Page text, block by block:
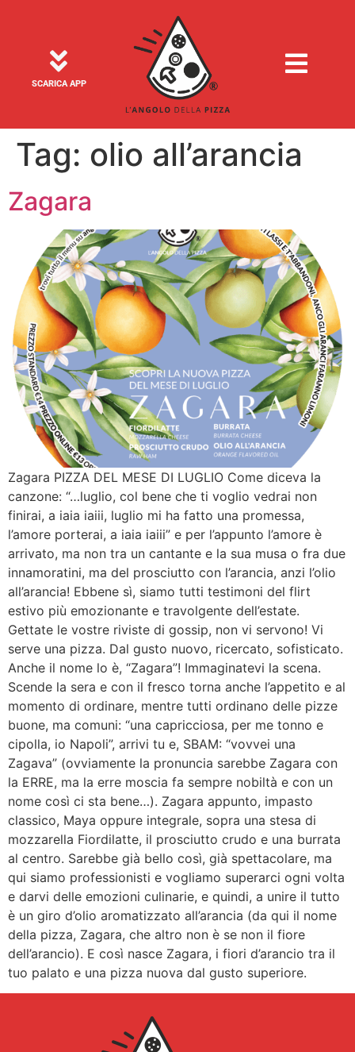
SCARICA APP
Tag: olio all’arancia
Zagara
Zagara PIZZA DEL MESE DI LUGLIO Come diceva la
canzone: “…luglio, col bene che ti voglio vedrai non
finirai, a iaia iaiii, luglio mi ha fatto una promessa,
l’amore porterai, a iaia iaiii” e per l’appunto l’amore è
arrivato, ma non tra un cantante e la sua musa o fra due
innamoratini, ma del prosciutto con l’arancia, anzi l’olio
all’arancia! Ebbene sì, siamo tutti testimoni del flirt
estivo più emozionante e travolgente dell’estate.
Gettate le vostre riviste di gossip, non vi servono! Vi
serve una pizza. Dal gusto nuovo, ricercato, sofisticato.
Anche il nome lo è, “Zagara”! Immaginatevi la scena.
Scende la sera e con il fresco torna anche l’appetito e al
momento di ordinare, mentre tutti ordinano delle pizze
buone, ma comuni: “una capricciosa, per me tonno e
cipolla, io Napoli”, arrivi tu e, SBAM: “vovvei una
Zagava” (ovviamente la pronuncia sarebbe Zagara con
la ERRE, ma la erre moscia fa sempre nobiltà e con un
nome così ci sta bene…). Zagara appunto, impasto
classico, Maya oppure integrale, sopra una stesa di
mozzarella Fiordilatte, il prosciutto crudo e una burrata
al centro. Sarebbe già bello così, già spettacolare, ma
qui siamo professionisti e vogliamo superarci ogni volta
e darvi delle emozioni culinarie, e quindi, a unire il tutto
è un giro d’olio aromatizzato all’arancia (da qui il nome
della pizza, Zagara, che altro non è se non il fiore
dell’arancio). E così nasce Zagara, i fiori d’arancio tra il
tuo palato e una pizza nuova dal gusto superiore.